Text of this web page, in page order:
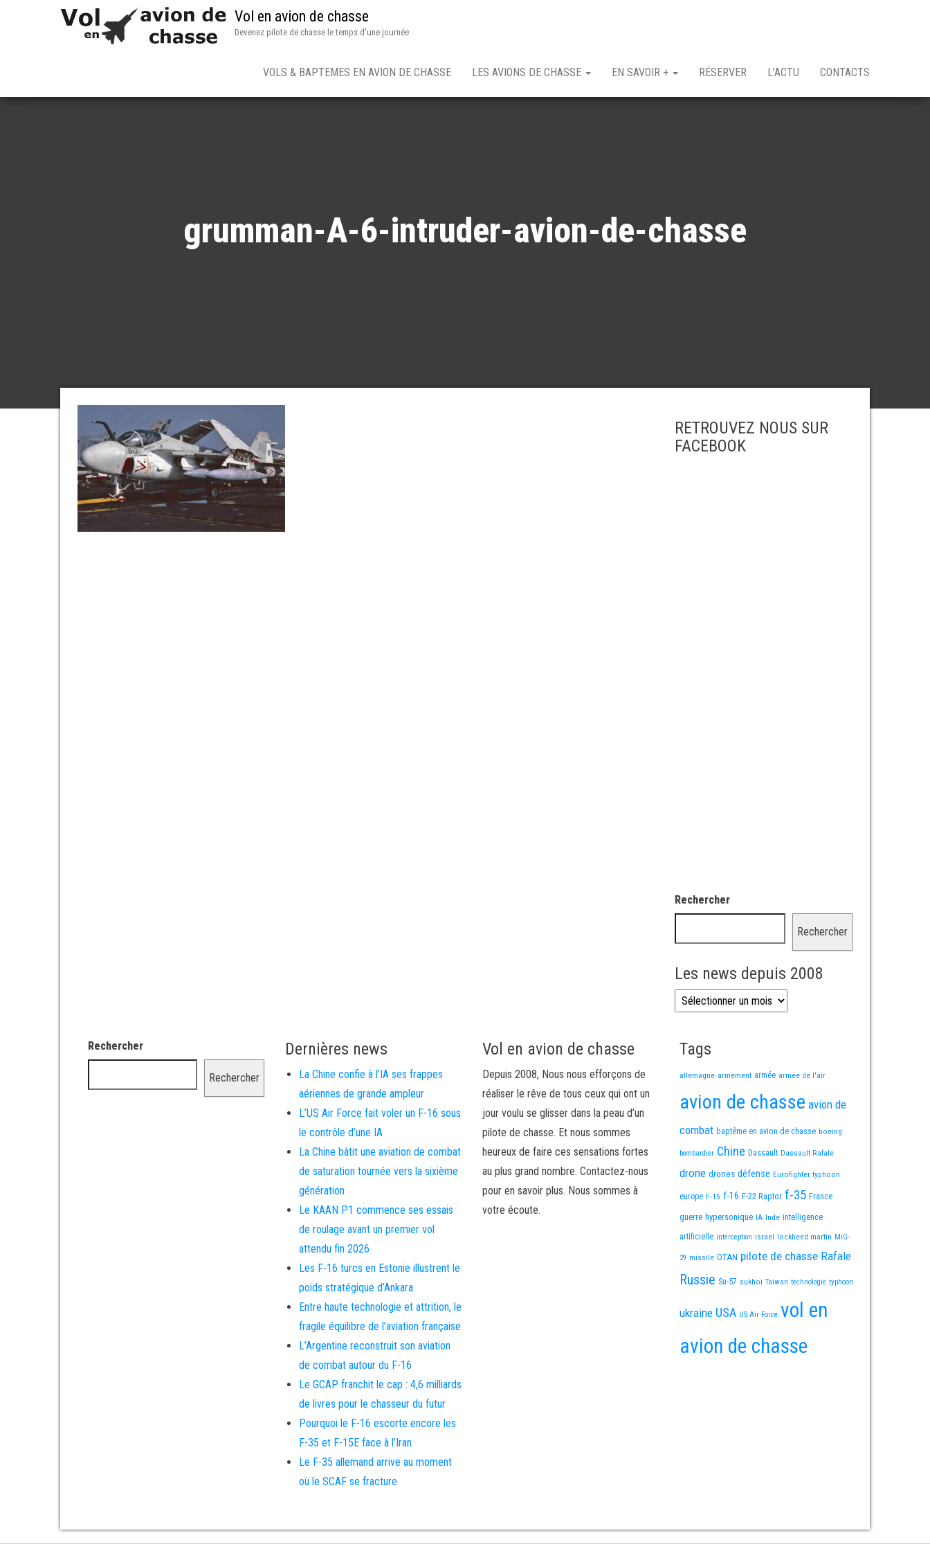
Vol en avion de chasse
Devenez pilote de chasse le temps d'une journée
VOLS & BAPTEMES EN AVION DE CHASSE LES AVIONS DE CHASSE EN SAVOIR + RÉSERVER L’ACTU CONTACTS
grumman-A-6-intruder-avion-de-chasse
RETROUVEZ NOUS SUR
FACEBOOK
Rechercher
Rechercher
Les news depuis 2008
Les news depuis 2008
Rechercher
Rechercher
Dernières news
La Chine confie à l’IA ses frappes
aériennes de grande ampleur
L’US Air Force fait voler un F-16 sous
le contrôle d’une IA
La Chine bâtit une aviation de combat
de saturation tournée vers la sixième
génération
Le KAAN P1 commence ses essais
de roulage avant un premier vol
attendu fin 2026
Les F-16 turcs en Estonie illustrent le
poids stratégique d’Ankara
Entre haute technologie et attrition, le
fragile équilibre de l’aviation française
L’Argentine reconstruit son aviation
de combat autour du F-16
Le GCAP franchit le cap : 4,6 milliards
de livres pour le chasseur du futur
Pourquoi le F-16 escorte encore les
F-35 et F-15E face à l’Iran
Le F-35 allemand arrive au moment
où le SCAF se fracture
Vol en avion de chasse
Depuis 2008, Nous nous efforçons de
réaliser le rêve de tous ceux qui ont un
jour voulu se glisser dans la peau d’un
pilote de chasse. Et nous sommes
heureux de faire ces sensations fortes
au plus grand nombre. Contactez-nous
pour en savoir plus. Nous sommes à
votre écoute.
Tags
allemagne armement armée armée de l'air
avion de chasse avion de
combat baptême en avion de chasse boeing
bombardier Chine Dassault Dassault Rafale
drone drones défense Eurofighter typhoon
europe F-15 f-16 F-22 Raptor f-35 France
guerre hypersonique IA Inde intelligence
artificielle interception israel lockheed martin MiG-
29 missile OTAN pilote de chasse Rafale
Russie Su-57 sukhoi Taiwan technologie typhoon
ukraine USA US Air Force vol en
avion de chasse